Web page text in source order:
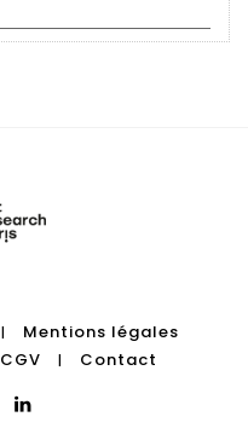
|
Mentions légales
CGV | Contact